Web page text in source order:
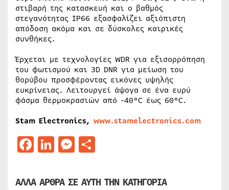
στιβαρή της κατασκευή και ο βαθμός
στεγανότητας IP66 εξασφαλίζει αξιόπιστη
απόδοση ακόμα και σε δύσκολες καιρικές
συνθήκες.
Έρχεται με τεχνολογίες WDR για εξισορρόπηση
του φωτισμού και 3D DNR για μείωση του
θορύβου προσφέροντας εικόνες υψηλής
ευκρίνειας. Λειτουργεί άψογα σε ένα ευρύ
φάσμα θερμοκρασιών από -40°C έως 60°C.
Stam Electronics, www.stamelectronics.com
Facebook
LinkedIn
Messenger
ΑΛΛΑ ΑΡΘΡΑ ΣΕ ΑΥΤΗ ΤΗΝ ΚΑΤΗΓΟΡΙΑ